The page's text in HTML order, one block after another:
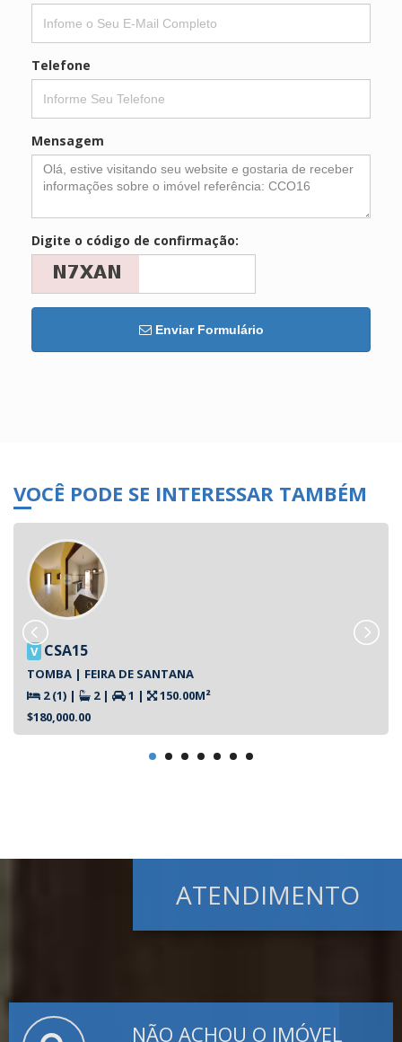
Telefone
Mensagem
Digite o código de confirmação:
Enviar Formulário
VOCÊ PODE SE INTERESSAR TAMBÉM
V CSA15
TOMBA | FEIRA DE SANTANA
2 (1) | 2 | 1 |
150.00M²
$180,000.00
ATENDIMENTO
NÃO ACHOU O IMÓVEL